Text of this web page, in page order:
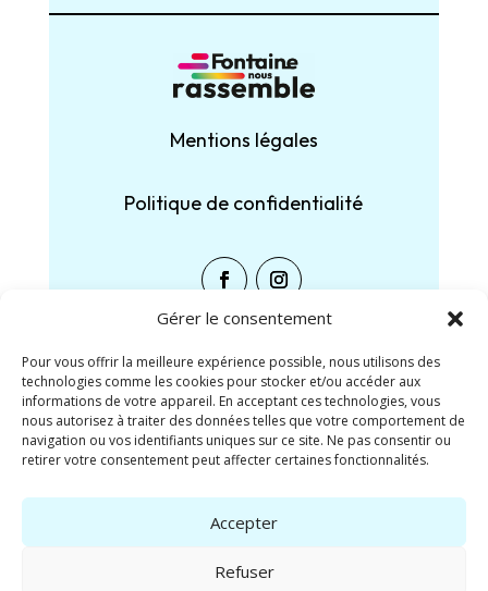
Gérer le consentement
Pour vous offrir la meilleure expérience possible, nous utilisons des
technologies comme les cookies pour stocker et/ou accéder aux
informations de votre appareil. En acceptant ces technologies, vous
nous autorisez à traiter des données telles que votre comportement de
navigation ou vos identifiants uniques sur ce site. Ne pas consentir ou
retirer votre consentement peut affecter certaines fonctionnalités.
Accepter
Refuser
Mentions légales
Politique de confidentialité
Partager :
Facebook X